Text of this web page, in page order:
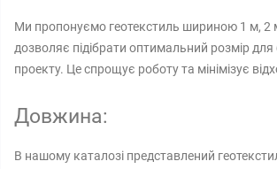
Ми пропонуємо геотекстиль шириною 1 м, 2
дозволяє підібрати оптимальний розмір
проекту. Це спрощує роботу та мінімізує
Довжина:
В нашому каталозі представлений